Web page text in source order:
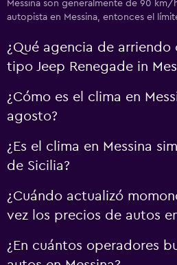
Messina son generalmente de 90 km/
autopista en Messina, entonces el
¿Qué agencia de arriendo
tipo Jeep Renegade in
¿Cómo es el clima en
agosto?
¿Es el clima en Messina
de Sicilia?
¿Cuándo actualizó
vez los precios de autos
¿En cuántos operadores